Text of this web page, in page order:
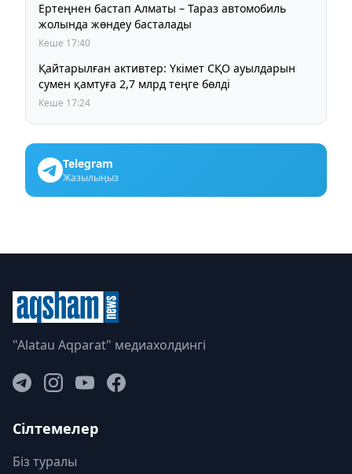
Ертеңнен бастап Алматы – Тараз автомобиль
жолында жөндеу басталады
Кеше 17:40
Қайтарылған активтер: Үкімет СҚО ауылдарын
сумен қамтуға 2,7 млрд теңге бөлді
Кеше 17:24
Telegram
Жазылыңыз
"Alatau Aqparat" медиахолдингі
Сілтемелер
Біз туралы